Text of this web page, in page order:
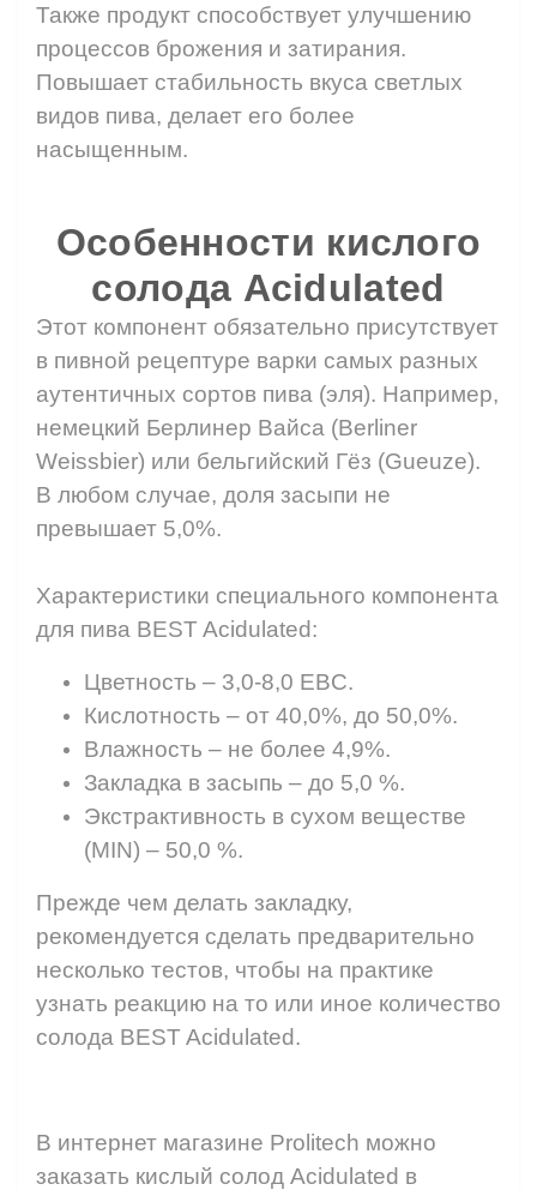
Также продукт способствует улучшению
процессов брожения и затирания.
Повышает стабильность вкуса светлых
видов пива, делает его более
насыщенным.
Особенности кислого
солода Acidulated
Этот компонент обязательно присутствует
в пивной рецептуре варки самых разных
аутентичных сортов пива (эля). Например,
немецкий Берлинер Вайса (Berliner
Weissbier) или бельгийский Гёз (Gueuze).
В любом случае, доля засыпи не
превышает 5,0%.
Характеристики специального компонента
для пива BEST Acidulated:
Цветность – 3,0-8,0 EBC.
Кислотность – от 40,0%, до 50,0%.
Влажность – не более 4,9%.
Закладка в засыпь – до 5,0 %.
Экстрактивность в сухом веществе
(MIN) – 50,0 %.
Прежде чем делать закладку,
рекомендуется сделать предварительно
несколько тестов, чтобы на практике
узнать реакцию на то или иное количество
солода BEST Acidulated.
В интернет магазине Prolitech можно
заказать кислый солод Acidulated в